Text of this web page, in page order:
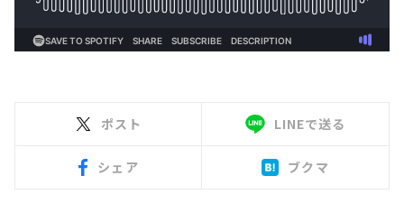
ポスト LINEで送る
シェア ブクマ